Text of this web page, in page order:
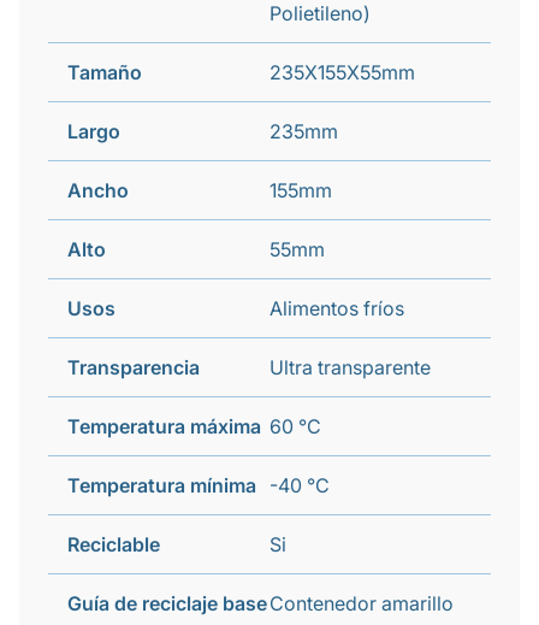
Polietileno)
Tamaño 235X155X55mm
Largo 235mm
Ancho 155mm
Alto 55mm
Usos Alimentos fríos
Transparencia Ultra transparente
Temperatura máxima 60 °C
Temperatura mínima -40 °C
Reciclable Si
Guía de reciclaje baseContenedor amarillo